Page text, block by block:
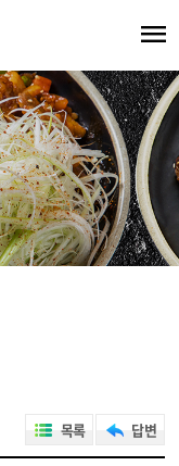
menu
목록 답변